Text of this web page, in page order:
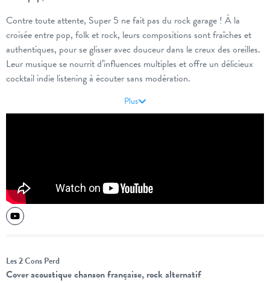
Contre toute attente, Super 5 ne fait pas du rock garage ! À la
croisée entre pop, folk et rock, leurs compositions sont fraîches et
authentiques, pour se glisser avec douceur dans le creux des oreilles.
Leur musique se nourrit d’influences multiples et offre un délicieux
cocktail indie listening à écouter sans modération.
https://www.instagram.com/super5_the_band/
Plus
Les 2 Cons Perd
Cover acoustique chanson française, rock alternatif